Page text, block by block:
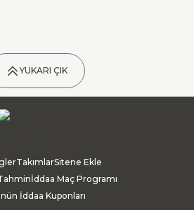
YUKARI ÇIK
TakımlarSitene Ekle
İddaa Maç Programı
İddaa Kuponları